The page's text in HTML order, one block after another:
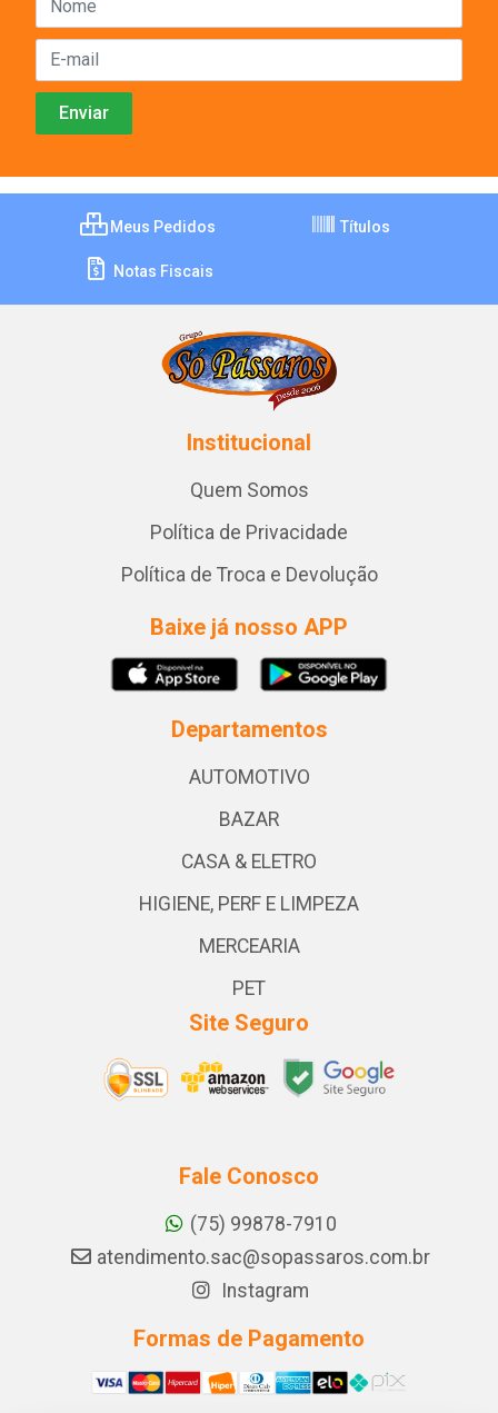
Meus Pedidos Títulos
Notas Fiscais
Institucional
Quem Somos
Política de Privacidade
Política de Troca e Devolução
Baixe já nosso APP
Departamentos
AUTOMOTIVO
BAZAR
CASA & ELETRO
HIGIENE, PERF E LIMPEZA
MERCEARIA
PET
Site Seguro
Fale Conosco
(75) 99878-7910
atendimento.sac@sopassaros.com.br
Instagram
Formas de Pagamento